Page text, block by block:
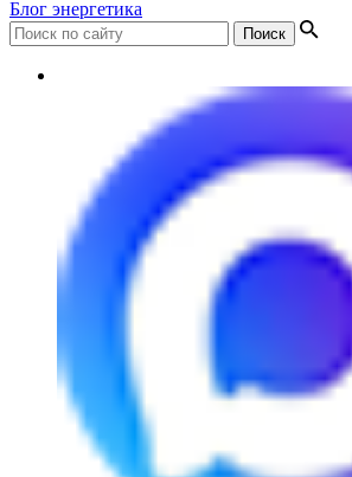
Блог энергетика